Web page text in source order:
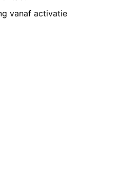
vanaf activatie